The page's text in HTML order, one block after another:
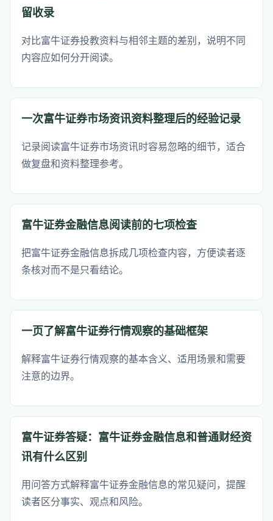
留收录
对比富牛证券投教资料与相邻主题的差别，说明不同
内容应如何分开阅读。
一次富牛证券市场资讯资料整理后的经验记录
记录阅读富牛证券市场资讯时容易忽略的细节，适合
做复盘和资料整理参考。
富牛证券金融信息阅读前的七项检查
把富牛证券金融信息拆成几项检查内容，方便读者逐
条核对而不是只看结论。
一页了解富牛证券行情观察的基础框架
解释富牛证券行情观察的基本含义、适用场景和需要
注意的边界。
富牛证券答疑：富牛证券金融信息和普通财经资
讯有什么区别
用问答方式解释富牛证券金融信息的常见疑问，提醒
读者区分事实、观点和风险。